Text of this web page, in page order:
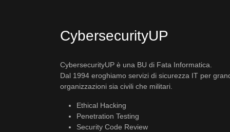
CybersecurityUP
CybersecurityUP è una BU di Fata Informatica.
Dal 1994 eroghiamo servizi di sicurezza IT per
organizzazioni sia civili che militari.
Ethical Hacking
Penetration Testing
Security Code Review